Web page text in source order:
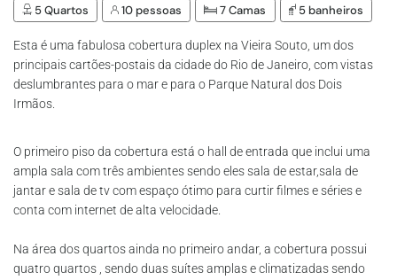
5 Quartos 10 pessoas 7 Camas 5 banheiros
Esta é uma fabulosa cobertura duplex na Vieira Souto, um dos
principais cartões-postais da cidade do Rio de Janeiro, com vistas
deslumbrantes para o mar e para o Parque Natural dos Dois
Irmãos.
O primeiro piso da cobertura está o hall de entrada que inclui uma
ampla sala com três ambientes sendo eles sala de estar,sala de
jantar e sala de tv com espaço ótimo para curtir filmes e séries e
conta com internet de alta velocidade.
Na área dos quartos ainda no primeiro andar, a cobertura possui
quatro quartos , sendo duas suítes amplas e climatizadas sendo